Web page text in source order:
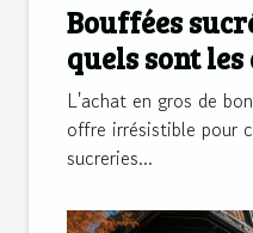
Bouffées
quels sont
qu’offre
bonbons en
L'achat en gros de
offre irrésistible pour
sucreries...